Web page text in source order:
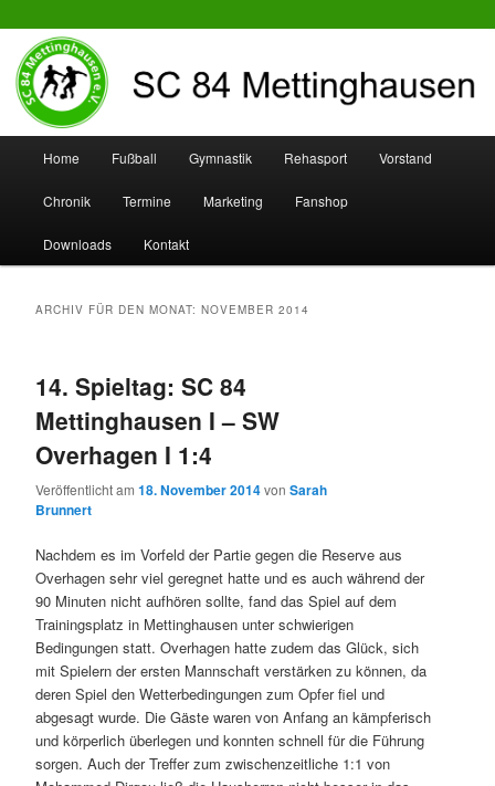
SC 84 Mettinghausen
Zum
Inhalt
wechseln
Zum
sekundären
Inhalt
wechseln
Home Fußball Gymnastik Rehasport Vorstand
Chronik Termine Marketing Fanshop
Downloads Kontakt
ARCHIV FÜR DEN MONAT:NOVEMBER 2014
14. Spieltag: SC 84
Mettinghausen I – SW
Overhagen I 1:4
Veröffentlicht am18. November 2014vonSarah
Brunnert
Nachdem es im Vorfeld der Partie gegen die Reserve aus
Overhagen sehr viel geregnet hatte und es auch während der
90 Minuten nicht aufhören sollte, fand das Spiel auf dem
Trainingsplatz in Mettinghausen unter schwierigen
Bedingungen statt. Overhagen hatte zudem das Glück, sich
mit Spielern der ersten Mannschaft verstärken zu können, da
deren Spiel den Wetterbedingungen zum Opfer fiel und
abgesagt wurde. Die Gäste waren von Anfang an kämpferisch
und körperlich überlegen und konnten schnell für die Führung
sorgen. Auch der Treffer zum zwischenzeitliche 1:1 von